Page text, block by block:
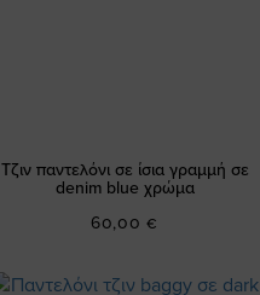
Τζιν παντελόνι σε ίσια γραμμή σε
denim blue χρώμα
60,00 €